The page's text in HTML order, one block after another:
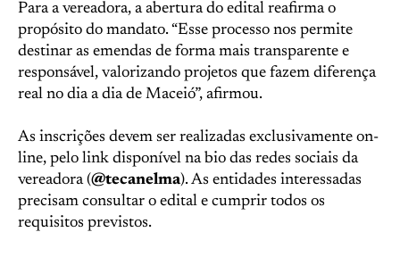
Para a vereadora, a abertura do edital reafirma o
propósito do mandato. “Esse processo nos permite
destinar as emendas de forma mais transparente e
responsável, valorizando projetos que fazem diferença
real no dia a dia de Maceió”, afirmou.
As inscrições devem ser realizadas exclusivamente on-
line, pelo link disponível na bio das redes sociais da
vereadora (@tecanelma). As entidades interessadas
precisam consultar o edital e cumprir todos os
requisitos previstos.